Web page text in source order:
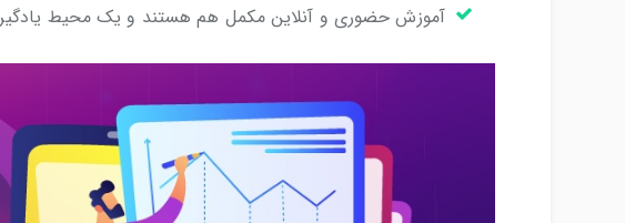
آموزش حضوری و آنلاین مکمل هم هستند و یک محیط